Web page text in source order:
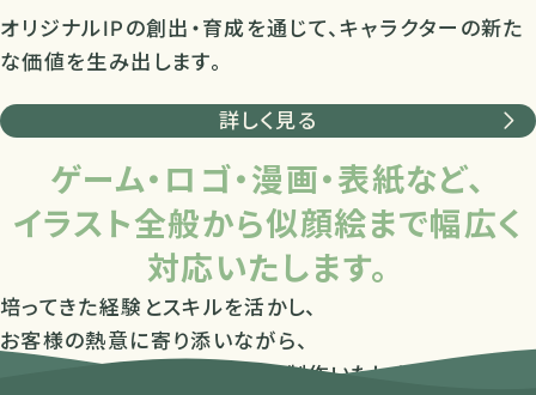
オリジナルIPの創出・育成を通じて、キャラクターの新た
な価値を生み出します。
詳しく見る
ゲーム・ロゴ・漫画・表紙など、
イラスト全般から似顔絵まで幅広く
対応いたします。
培ってきた経験とスキルを活かし、
お客様の熱意に寄り添いながら、
高いクオリティと確かな納期で制作いたします。